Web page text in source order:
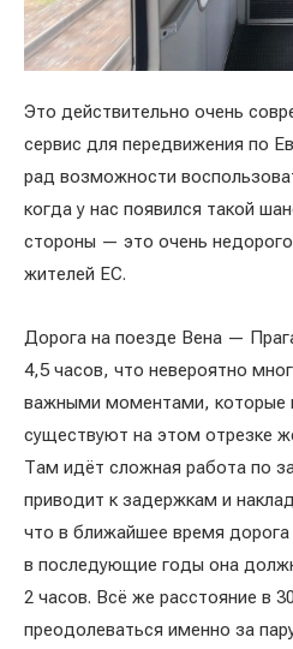
Это действительно очень
сервис для передвижения по
рад возможности
когда у нас появился такой
стороны — это очень
жителей ЕС.
Дорога на поезде Вена —
4,5 часов, что невероятно
важными моментами, которые
существуют на этом отрезке
Там идёт сложная работа по
приводит к задержкам и
что в ближайшее время
в последующие годы она
2 часов. Всё же расстояние в
преодолеваться именно за